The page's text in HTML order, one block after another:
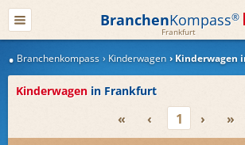
BranchenKompass®
Frankfurt
Branchenkompass Kinderwagen Kinderwagen
Kinderwagen in Frankfurt
« ‹ 1 › »